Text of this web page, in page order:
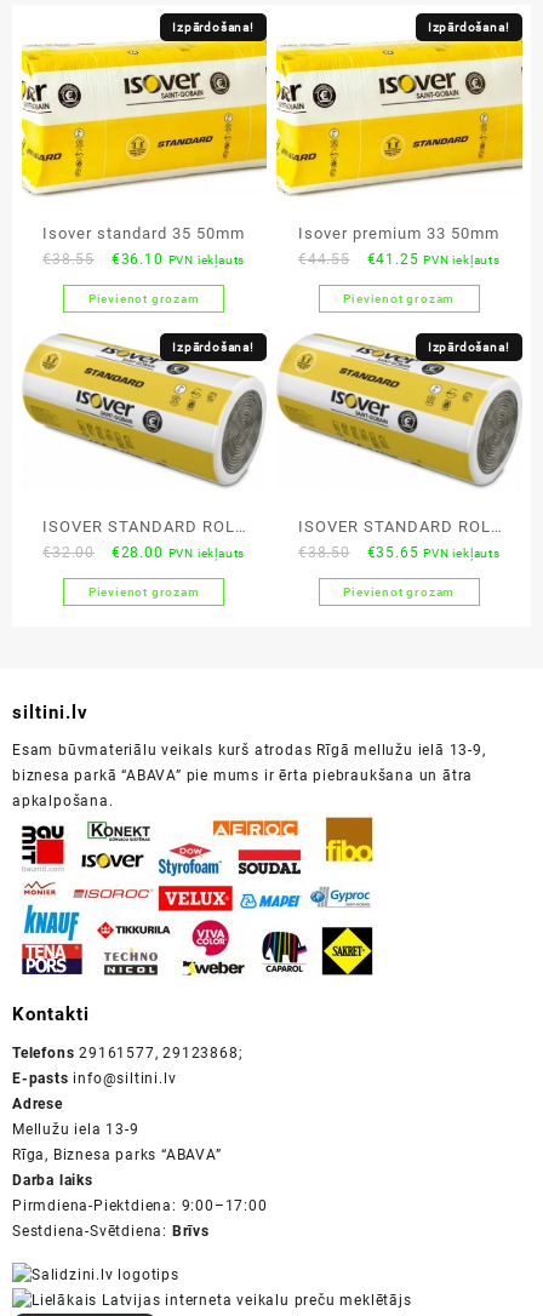
Izpārdošana!
Isover standard 35 50mm
€38.55
Original
price
was:
€38.55.
€36.10 Current
price
is:
€36.10.
PVN iekļauts
Pievienot grozam
Izpārdošana!
Isover premium 33 50mm
€44.55
Original
price
was:
€44.55.
€41.25Current
price
is:
€41.25.
PVN iekļauts
Pievienot grozam
Izpārdošana!
ISOVER STANDARD ROLL
42
€32.00
Original
price
was:
€28.00 Current
price
is:
PVN iekļauts
Pievienot grozam
Izpārdošana!
ISOVER STANDARD ROLL
40 50mm
€38.50
Original
price
was:
€35.65Current
price
is:
PVN iekļauts
Pievienot grozam
siltini.lv
Esam būvmateriālu veikals kurš atrodas Rīgā mellužu ielā 13-9,
biznesa parkā “ABAVA” pie mums ir ērta piebraukšana un ātra
apkalpošana.
Kontakti
Telefons 29161577, 29123868;
E-pasts info@siltini.lv
Adrese
Mellužu iela 13-9
Rīga, Biznesa parks “ABAVA”
Darba laiks
Pirmdiena-Piektdiena: 9:00–17:00
Sestdiena-Svētdiena: Brīvs